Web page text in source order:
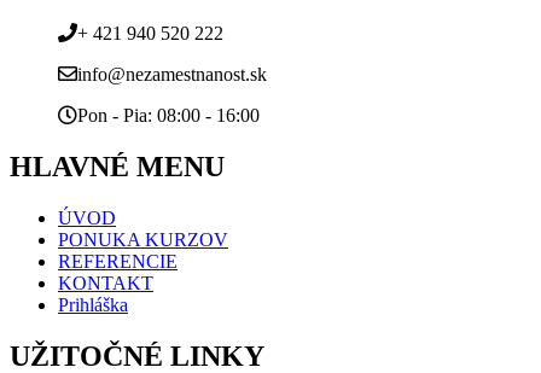
+ 421 940 520 222
info@nezamestnanost.sk
Pon - Pia: 08:00 - 16:00
HLAVNÉ MENU
ÚVOD
PONUKA KURZOV
REFERENCIE
KONTAKT
Prihláška
UŽITOČNÉ LINKY